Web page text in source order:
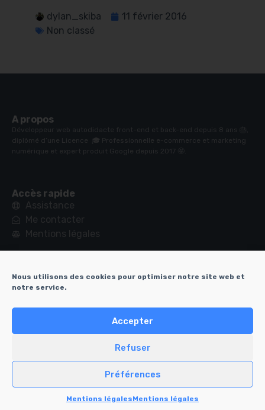
Nous utilisons des cookies pour optimiser notre site web et
notre service.
Accepter
Refuser
Préférences
Mentions légalesMentions légales
dylan_skiba
11 février 2016
Non classé
A propos
Développeur web autodidacte front-end et back-end depuis 8 ans 🎂,
diplômé d’une Licence 🎓 Professionnelle e-commerce et marketing
numérique et expert produit Google depuis 2017 🤩.
Accès rapide
Assistance
Me contacter
Mentions légales
Comment être visible sur internet – SEO
Comment le Click & Collect peut changer votre commerce
Canicule, été, Attention à vos téléphones et ordinateurs !
Tapez rapidement au clavier, grâce à ce site de dactylo !